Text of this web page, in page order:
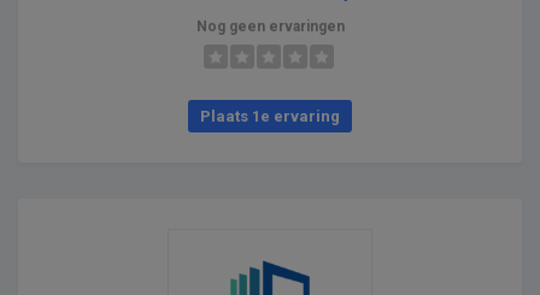
Nog geen ervaringen
Plaats 1e ervaring